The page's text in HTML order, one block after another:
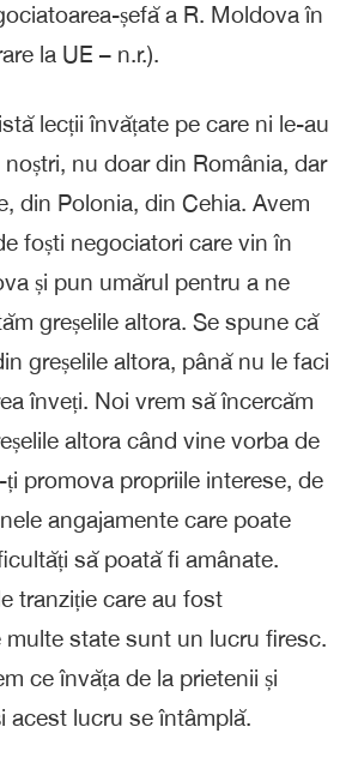
șefă a R. Moldova în
la UE – n.r.).
lecții învățate pe care ni le-au
nu doar din România, dar
din Polonia, din Cehia. Avem
foști negociatori care vin în
și pun umărul pentru a ne
greșelile altora. Se spune că
greșelile altora, până nu le faci
înveți. Noi vrem să încercăm
altora când vine vorba de
promova propriile interese, de
angajamente care poate
să poată fi amânate.
tranziție care au fost
multe state sunt un lucru firesc.
ce învăța de la prietenii și
acest lucru se întâmplă.